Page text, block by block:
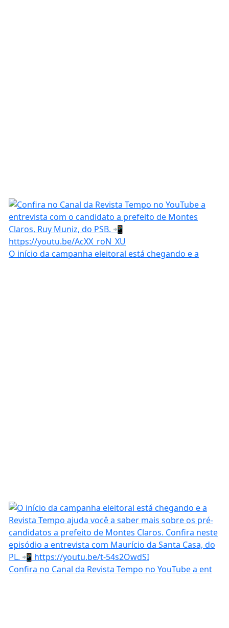
O início da campanha eleitoral está chegando e a
Confira no Canal da Revista Tempo no YouTube a ent